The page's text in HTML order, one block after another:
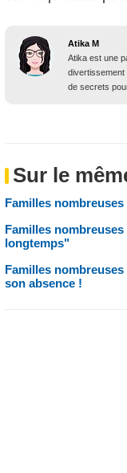
Atika M
Atika est une
divertissement
de secrets
Sur le
Familles
Familles
longtemps"
Familles
son absence !